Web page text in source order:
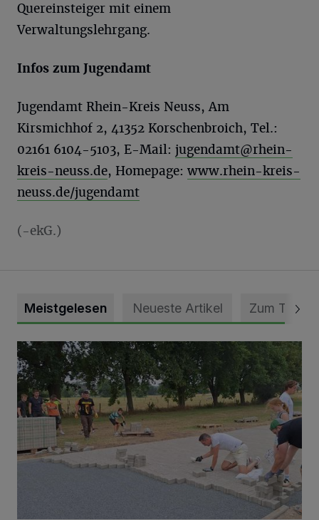
Quereinsteiger mit einem
Verwaltungslehrgang.
Infos zum Jugendamt
Jugendamt Rhein-Kreis Neuss, Am
Kirsmichhof 2, 41352 Korschenbroich, Tel.:
02161 6104-5103, E-Mail: jugendamt@rhein-
kreis-neuss.de, Homepage: www.rhein-kreis-
neuss.de/jugendamt
(-ekG.)
Meistgelesen Neueste Artikel Zum Thema
Pünktlich zum Schützenfest den Weg zum Festzelt